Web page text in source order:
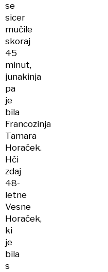
se
sicer
mučile
skoraj
45
minut,
junakinja
pa
je
bila
Francozinja
Tamara
Horaček.
Hči
zdaj
48-
letne
Vesne
Horaček,
ki
je
bila
s